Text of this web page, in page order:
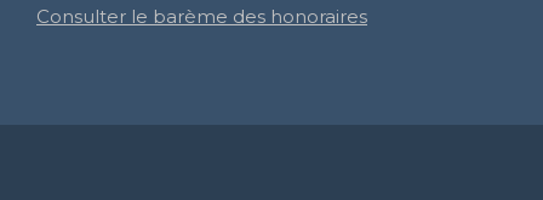
Consulter le barème des honoraires